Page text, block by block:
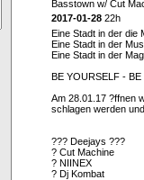
Basstown w/ Cut
2017-01-28 22h
Eine Stadt in der die
Eine Stadt in der
Eine Stadt in der
BE YOURSELF -
Am 28.01.17 ?ffnen
schlagen werden
??? Deejays ???
? Cut Machine
? NIINEX
? Dj Kombat